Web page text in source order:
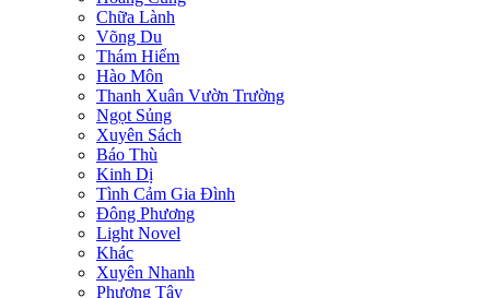
Chữa Lành
Võng Du
Thám Hiểm
Hào Môn
Thanh Xuân Vườn Trường
Ngọt Sủng
Xuyên Sách
Báo Thù
Kinh Dị
Tình Cảm Gia Đình
Đông Phương
Light Novel
Khác
Xuyên Nhanh
Phương Tây